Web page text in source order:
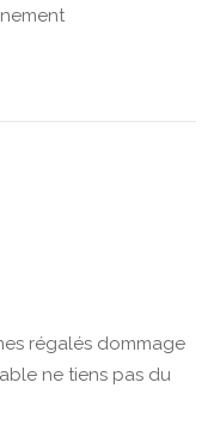
régalés dommage
ne tiens pas du